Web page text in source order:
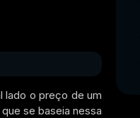
lado o preço de um
se baseia nessa